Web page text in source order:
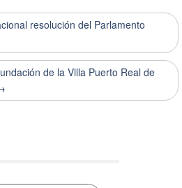
resolución del Parlamento
de la Villa Puerto Real de